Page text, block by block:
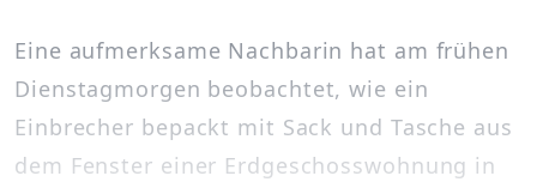
Eine aufmerksame Nachbarin hat am frühen
Dienstagmorgen beobachtet, wie ein
Einbrecher bepackt mit Sack und Tasche aus
dem Fenster einer Erdgeschosswohnung in